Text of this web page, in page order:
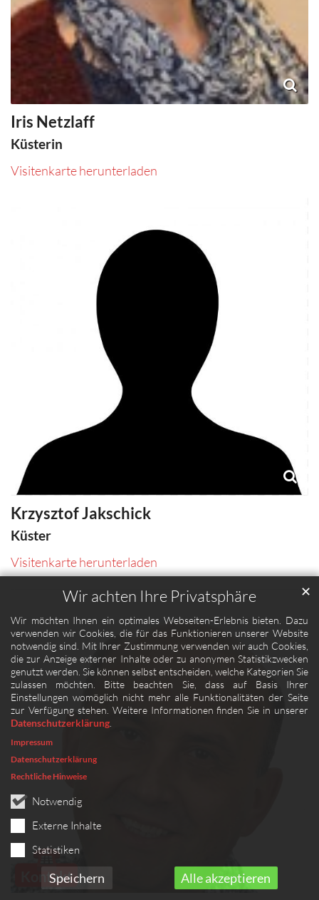
Wir achten Ihre Privatsphäre
Wir möchten Ihnen ein optimales Webseiten-Erlebnis bieten. Dazu
verwenden wir Cookies, die für das Funktionieren unserer Website
notwendig sind. Mit Ihrer Zustimmung verwenden wir auch Cookies,
die zur Anzeige externer Inhalte oder zu anonymen Statistikzwecken
genutzt werden. Sie können selbst entscheiden, welche Kategorien Sie
zulassen möchten. Bitte beachten Sie, dass auf Basis Ihrer
Einstellungen womöglich nicht mehr alle Funktionalitäten der Seite
zur Verfügung stehen. Weitere Informationen finden Sie in unserer
Datenschutzerklärung
Notwendig
Externe Inhalte
Statistiken
Speichern Alle akzeptieren
✕
Impressum
Datenschutzerklärung
Rechtliche Hinweise
Iris Netzlaff
Küsterin
Visitenkarte herunterladen
KrzysztofJakschick
Küster
Visitenkarte herunterladen
☎
Kontakt